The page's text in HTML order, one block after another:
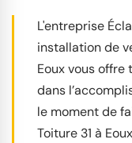
L'entreprise
installation de
Eoux vous
dans
le moment de
Toiture 31 à